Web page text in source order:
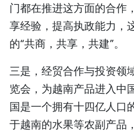
门都在推进这方面的合作
享经验，提高执政能力，
的“共商，共享，共建”。
三是，经贸合作与投资领
览会，为越南产品进入中
国是一个拥有十四亿人口
于越南的水果等农副产品